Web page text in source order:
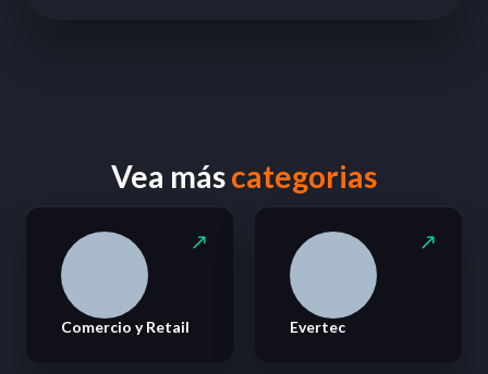
Vea máscategorias
Comercio y Retail Evertec